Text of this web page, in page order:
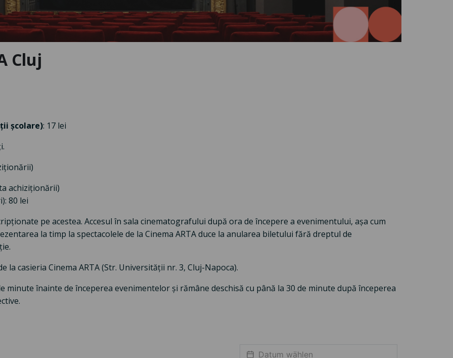
Cluj
școlare): 17 lei
achiziționării)
80 lei
pe acestea. Accesul în sala cinematografului după ora de începere a evenimentului, așa cum
la timp la spectacolele de la Cinema ARTA duce la anularea biletului fără dreptul de
casieria Cinema ARTA (Str. Universității nr. 3, Cluj-Napoca).
minute înainte de începerea evenimentelor și rămâne deschisă cu până la 30 de minute după începerea